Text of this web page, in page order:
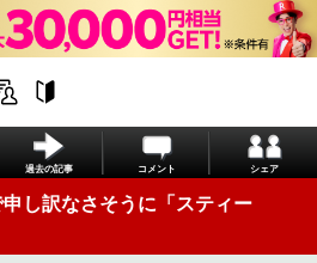
過去の記事 コメント シェア
し訳なさそうに「スティー